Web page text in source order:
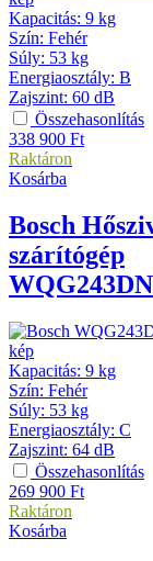
Kapacitás: 9 kg
Szín: Fehér
Súly: 53 kg
Energiaosztály: B
Zajszint: 60 dB
Összehasonlítás
338 900 Ft
Raktáron
Kosárba
Bosch
szárítógép
Kapacitás: 9 kg
Szín: Fehér
Súly: 53 kg
Energiaosztály: C
Zajszint: 64 dB
Összehasonlítás
269 900 Ft
Raktáron
Kosárba